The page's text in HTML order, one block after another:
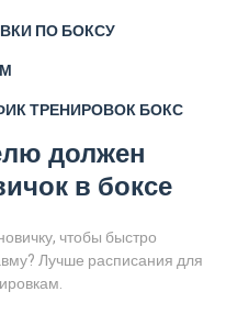
ПО БОКСУ
ТРЕНИРОВОК БОКС
должен
в боксе
чтобы быстро
Лучше расписания для